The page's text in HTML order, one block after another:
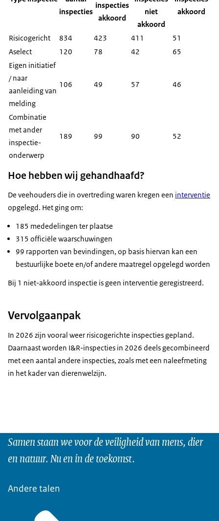
inspecties
inspecties
akkoord
niet
akkoord
akkoord
Risicogericht 834 423 411
51
Aselect
120 78 42
65
Eigen initiatief
/ naar
aanleiding van
melding
106 49 57 46
Combinatie
met ander
inspectie-
onderwerp
189 99 90 52
Hoe hebben wij gehandhaafd?
De veehouders die in overtreding waren kregen een interventie
opgelegd. Het ging om:
185 mededelingen ter plaatse
315 officiële waarschuwingen
99 rapporten van bevindingen, op basis hiervan kan een
bestuurlijke boete en/of andere maatregel opgelegd worden
Bij 1 niet-akkoord inspectie is geen interventie geregistreerd.
Vervolgaanpak
In 2026 zijn vooral weer risicogerichte inspecties gepland.
Daarnaast worden I&R-inspecties in 2026 deels gecombineerd
met een aantal andere inspecties, zoals met een naleefmeting
in het kader van dierenwelzijn.
Samen staan we voor de veiligheid van mens, dier
en natuur. Nu en in de toekomst.
Andere talen